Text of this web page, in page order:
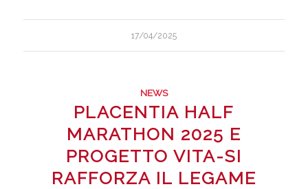
17/04/2025
NEWS
PLACENTIA HALF
MARATHON 2025 E
PROGETTO VITA-SI
RAFFORZA IL LEGAME